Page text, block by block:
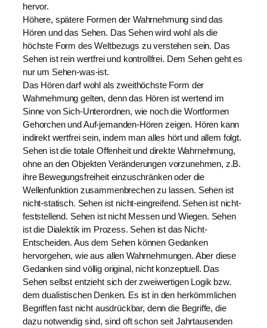
hervor.
Höhere, spätere Formen der Wahrnehmung sind das
Hören und das Sehen. Das Sehen wird wohl als die
höchste Form des Weltbezugs zu verstehen sein. Das
Sehen ist rein wertfrei und kontrollfrei. Dem Sehen geht es
nur um Sehen-was-ist.
Das Hören darf wohl als zweithöchste Form der
Wahrnehmung gelten, denn das Hören ist wertend im
Sinne von Sich-Unterordnen, wie noch die Wortformen
Gehorchen und Auf-jemanden-Hören zeigen. Hören kann
indirekt wertfrei sein, indem man alles hört und allem folgt.
Sehen ist die totale Offenheit und direkte Wahrnehmung,
ohne an den Objekten Veränderungen vorzunehmen, z.B.
ihre Bewegungsfreiheit einzuschränken oder die
Wellenfunktion zusammenbrechen zu lassen. Sehen ist
nicht-statisch. Sehen ist nicht-eingreifend. Sehen ist nicht-
feststellend. Sehen ist nicht Messen und Wiegen. Sehen
ist die Dialektik im Prozess. Sehen ist das Nicht-
Entscheiden. Aus dem Sehen können Gedanken
hervorgehen, wie aus allen Wahrnehmungen. Aber diese
Gedanken sind völlig original, nicht konzeptuell. Das
Sehen selbst entzieht sich der zweiwertigen Logik bzw.
dem dualistischen Denken. Es ist in den herkömmlichen
Begriffen fast nicht ausdrückbar, denn die Begriffe, die
dazu notwendig sind, sind oft schon seit Jahrtausenden